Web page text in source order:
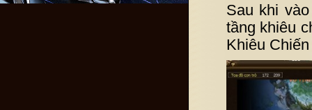
Sau khi
tầng khiêu
Khiêu